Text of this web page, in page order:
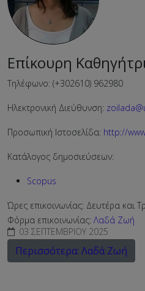
Επίκουρη
Τηλέφωνο: (+302610) 962980
Ηλεκτρονική Διεύθυνση:
Προσωπική Ιστοσελίδα: http://
Κατάλογος δημοσιεύσεων:
Scopus
Ώρες επικοινωνίας: Δευτέρα και
Φόρμα επικοινωνίας: Λαδά Ζωή
03 ΣΕΠΤΕΜΒΡΊΟΥ 2025
Περισσότερα: Λαδά Ζωή